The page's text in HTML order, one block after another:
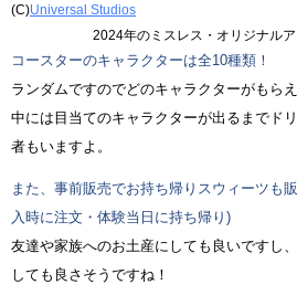
(C)Universal Studios
2024年のミスレス・オリジナル
コースターのキャラクターは全10種類！
ランダムですのでどのキャラクターがもら
中には目当てのキャラクターが出るまでド
者もいますよ。
また、事前販売でお持ち帰りスウィーツも
入時に注文・体験当日に持ち帰り)
友達や家族へのお土産にしても良いですし
しても良さそうですね！